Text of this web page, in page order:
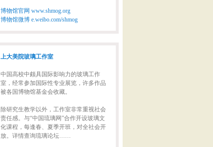
博物馆官网 www.shmog.org
博物馆微博 e.weibo.com/shmog
上大美院玻璃工作室
中国高校中颇具国际影响力的玻璃工作
室，经常参加国际性专业展览，许多作品
被各国博物馆基金会收藏。
除研究生教学以外，工作室非常重视社会
责任感。与“中国琉璃网”合作开设玻璃文
化课程，每逢春、夏季开班，对全社会开
放。详情查询琉璃论坛……